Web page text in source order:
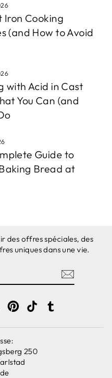
Iron Cooking
(and How to Avoid
with Acid in Cast
You Can (and
Guide to
Bread at
des offres spéciales, des
uniques dans une vie.
Pinterest
TikTok
250